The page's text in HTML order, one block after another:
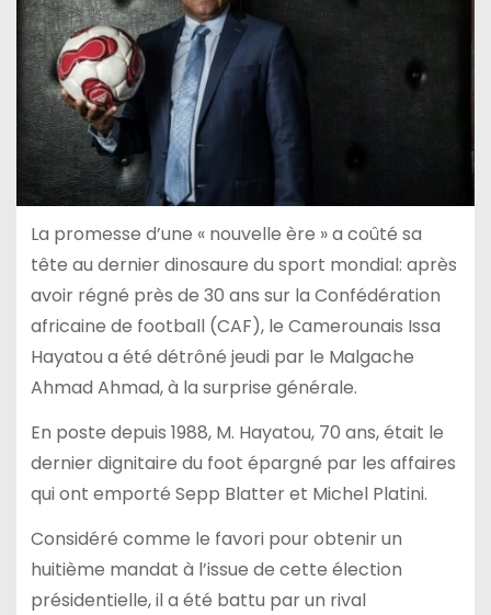
La promesse d’une « nouvelle ère » a coûté sa
tête au dernier dinosaure du sport mondial: après
avoir régné près de 30 ans sur la Confédération
africaine de football (CAF), le Camerounais Issa
Hayatou a été détrôné jeudi par le Malgache
Ahmad Ahmad, à la surprise générale.
En poste depuis 1988, M. Hayatou, 70 ans, était le
dernier dignitaire du foot épargné par les affaires
qui ont emporté Sepp Blatter et Michel Platini.
Considéré comme le favori pour obtenir un
huitième mandat à l’issue de cette élection
présidentielle, il a été battu par un rival